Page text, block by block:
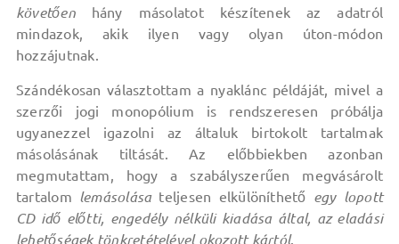
követőenhány másolatot készítenek az adatról
mindazok, akik ilyen vagy olyan úton-módon
hozzájutnak.
Szándékosan választottam a nyaklánc példáját, mivel a
szerzői jogi monopólium is rendszeresen próbálja
ugyanezzel igazolni az általuk birtokolt tartalmak
másolásának tiltását. Az előbbiekben azonban
megmutattam, hogy a szabályszerűen megvásárolt
tartalom lemásolásateljesen elkülöníthető egy lopott
CD idő előtti, engedély nélküli kiadása által, az eladási
lehetőségek tönkretételével okozott kártól.